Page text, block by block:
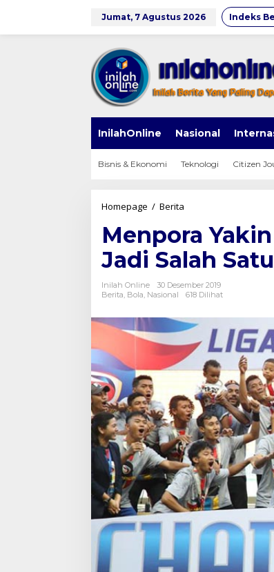
Jumat, 7 Agustus 2026 Indeks
InilahOnline Nasional
Bisnis & Ekonomi Teknologi Citizen
Homepage / Berita
Stadion
Pakansari
Bakal
Jadi
Salah
Satu
Piala
Dunia
U-
20
Menpora
Jadi Salah
Inilah Online
30 Desember 2019
Berita, Bola, Nasional 618 Dilihat